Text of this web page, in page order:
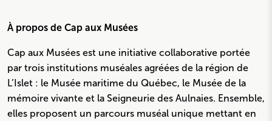
À propos de Cap aux Musées
Cap aux Musées est une initiative collaborative portée
par trois institutions muséales agréées de la région de
L’Islet : le Musée maritime du Québec, le Musée de la
mémoire vivante et la Seigneurie des Aulnaies. Ensemble,
elles proposent un parcours muséal unique mettant en